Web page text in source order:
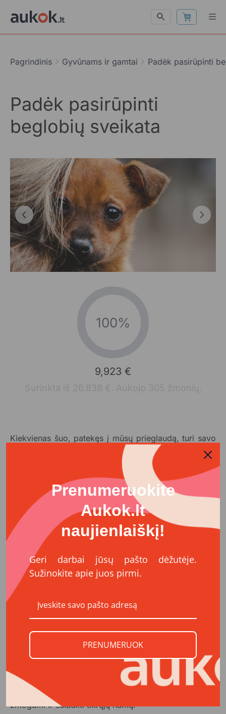
Pagrindinis Gyvūnams ir gamtai Padėk pasirūpinti
Padėk pasirūpinti
beglobių sveikata
100%
9,923 €
Kiekvienas šuo, patekęs į mūsų prieglaudą, turi savo
istoriją – dažnai skaudžią, kupiną išdavystės, bado ir
ligų. Jie pas mus atkeliauja sužeisti, išsekę, palikti
likimo valiai. Tačiau mes tikime, kad kiekviena
gyvybė yra verta kovos.
Mūsų prieglaudoje šiuo metu globojame apie 400
šunų, ir kiekvienam jų reikalinga ne tik šiluma bei
saugi aplinka, bet ir kasdienė medicininė priežiūra.
Jūsų parama padės mums padengti veterinarines
išlaidas: vaistus, operacijas, skiepus, ženklinimą,
gydymą nuo vidaus ir išorės parazitų,
sterilizaciją/kastraciją.
Taip pat užtikrinsime pilnavertį maitinimą – nuo
kasdienio sauso ir šlapio ėdalo iki specialios dietos
sunkiai sergantiems šunims: tiems, kurie kovoja su
onkologinėmis ligomis, alergijomis ar virškinimo
sutrikimais.
Kiekvienas euras – tai galimybė vienam beglobiui ne
tik išgyventi, bet ir pasveikti, atgauti pasitikėjimą
žmogumi ir sulaukti tikrųjų namų.
Prenumeruokite
Aukok.lt
naujienlaiškį!
Geri darbai jūsų pašto dėžutėje.
Sužinokite apie juos pirmi.
PRENUMERUOK